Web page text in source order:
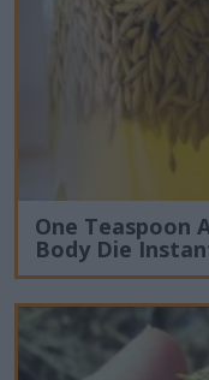
One Teaspoon
Body Die